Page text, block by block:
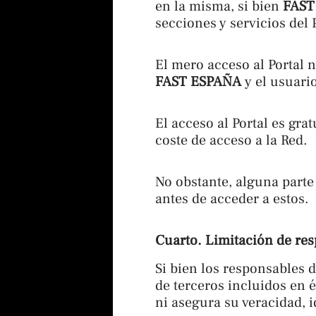
en la misma, si bien
secciones y servicios del
El mero acceso al Portal
FAST ESPAÑAy el
El acceso al Portal es
coste de acceso a la Red.
No obstante, alguna
antes de acceder a estos.
Cuarto. Limitación de
Si bien los responsables
de terceros incluidos en
ni asegura su veracidad,